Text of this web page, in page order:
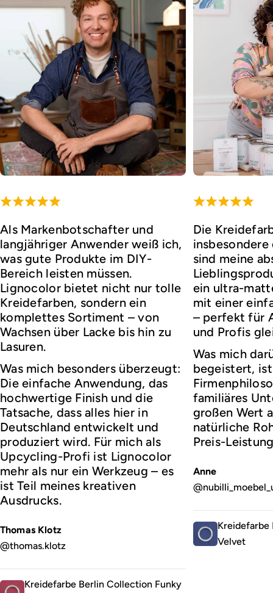
Als Markenbotschafter und
langjähriger Anwender weiß ich,
was gute Produkte im DIY-
Bereich leisten müssen.
Lignocolor bietet nicht nur tolle
Kreidefarben, sondern ein
komplettes Sortiment – von
Wachsen über Lacke bis hin zu
Lasuren.
Was mich besonders überzeugt:
Die einfache Anwendung, das
hochwertige Finish und die
Tatsache, dass alles hier in
Deutschland entwickelt und
produziert wird. Für mich als
Upcycling-Profi ist Lignocolor
mehr als nur ein Werkzeug – es
ist Teil meines kreativen
Ausdrucks.
Thomas Klotz
@thomas.klotz
Kreidefarbe Berlin Collection Funky
Die
sind meine
ein ultra-
mit einer
– perfekt für
und Profis
Was mich
begeistert,
familiäres
großen Wert
natürliche
Preis-
Anne
Kreidefarbe
Velvet